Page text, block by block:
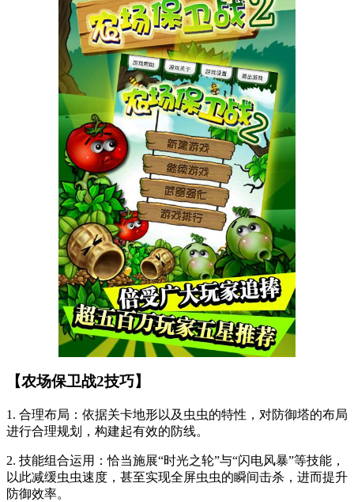
【农场保卫战2技巧】
1. 合理布局：依据关卡地形以及虫虫的特性，对防御塔的布局
进行合理规划，构建起有效的防线。
2. 技能组合运用：恰当施展“时光之轮”与“闪电风暴”等技能，
以此减缓虫虫速度，甚至实现全屏虫虫的瞬间击杀，进而提升
防御效率。